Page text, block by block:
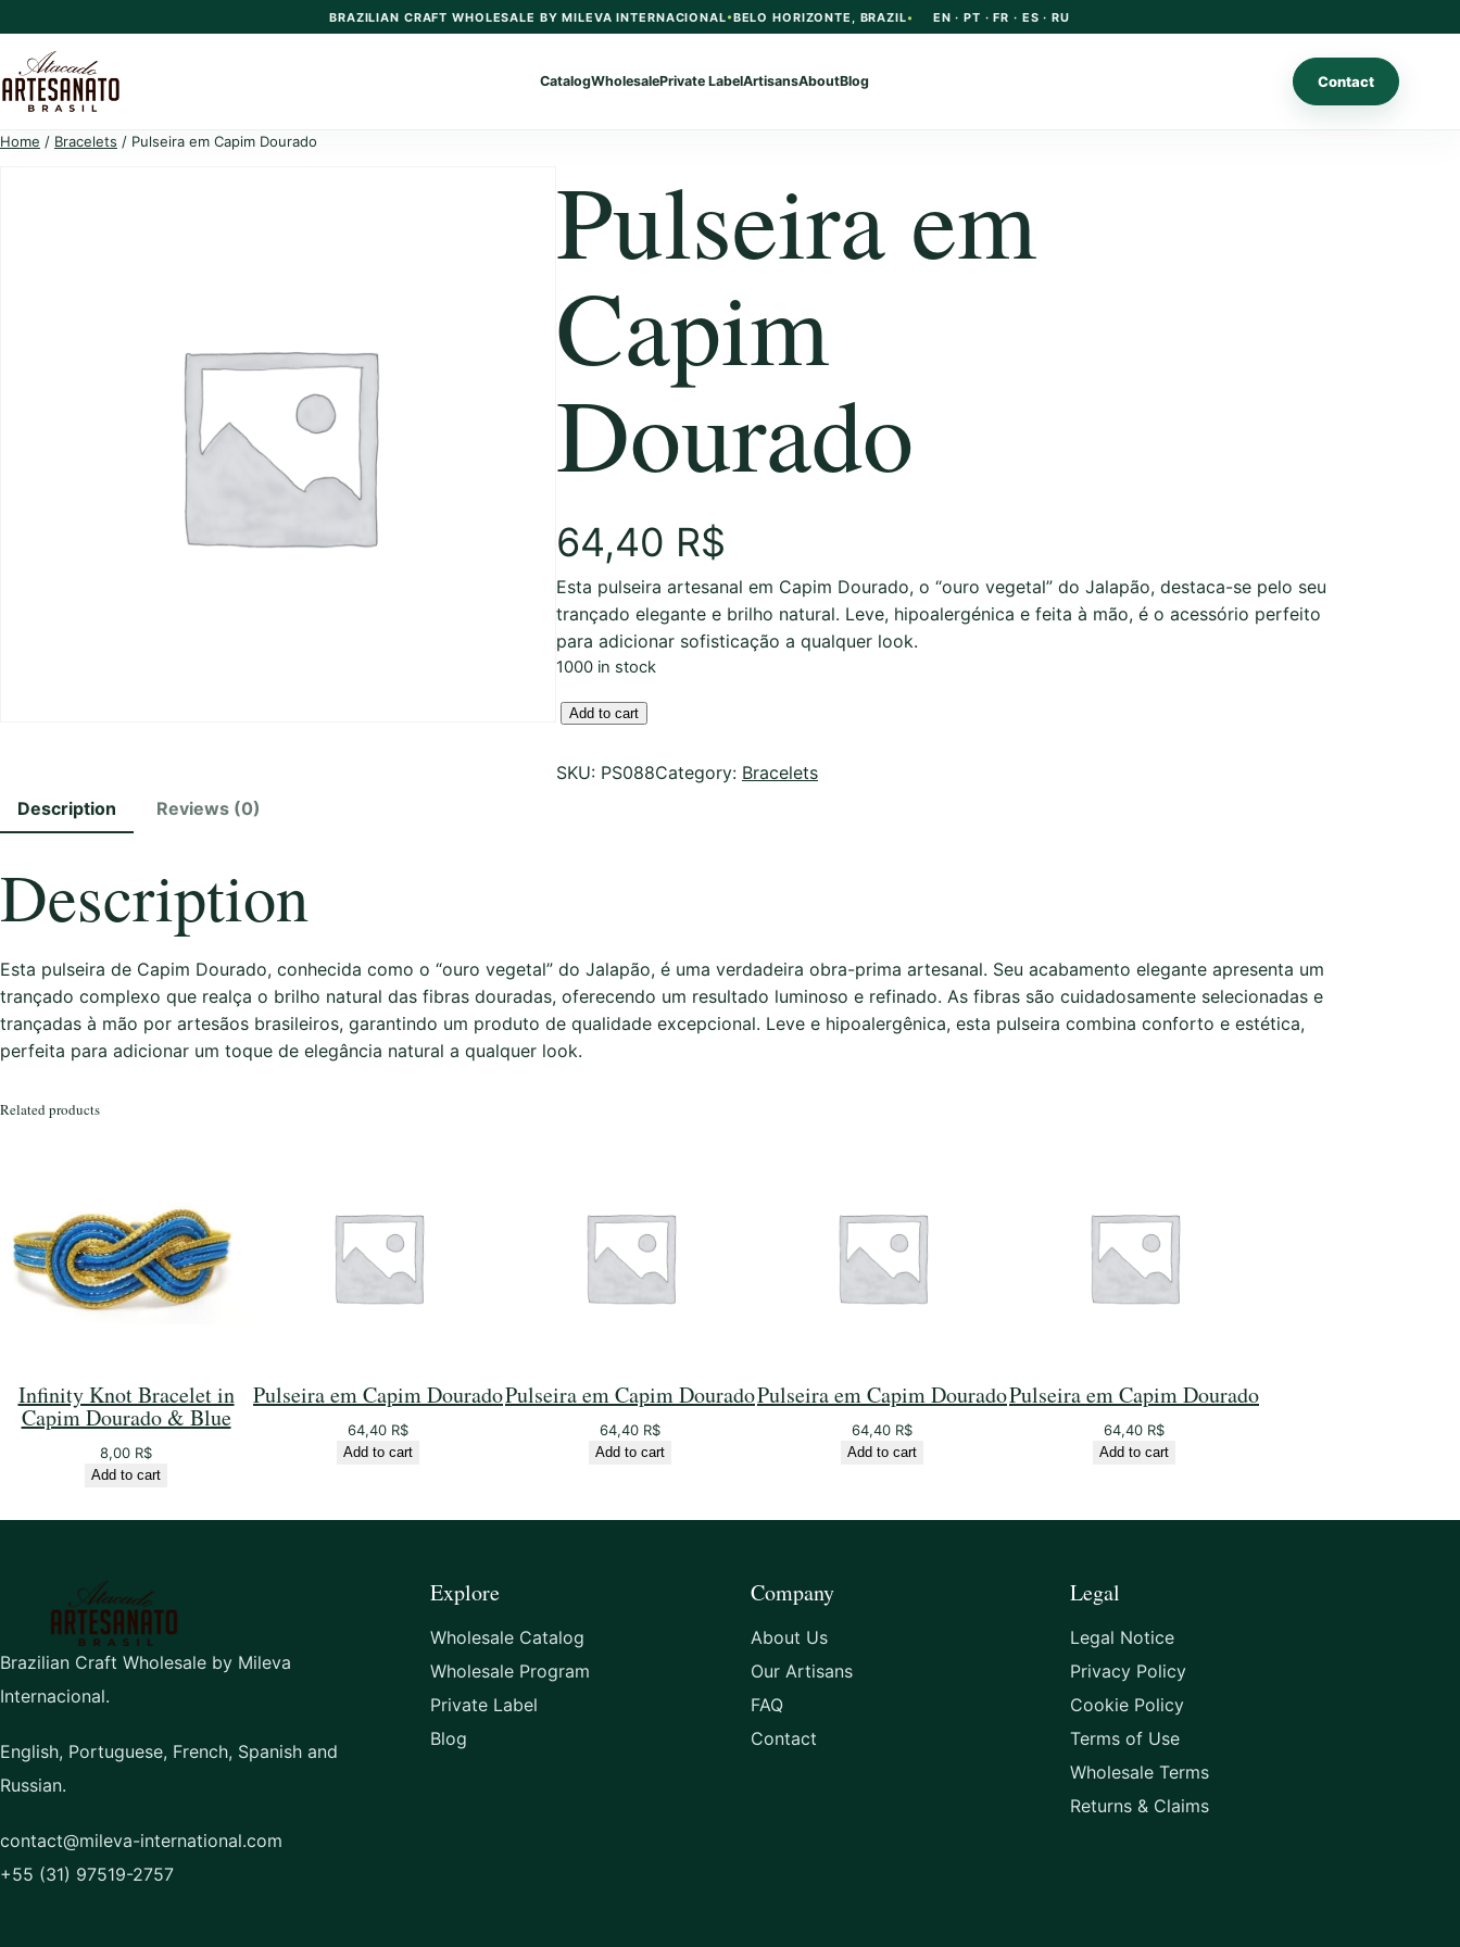
to
content
BRAZILIAN CRAFT WHOLESALE BY MILEVA INTERNACIONAL BELO HORIZONTE, BRAZIL EN · PT · FR · ES · RU
CatalogWholesalePrivate LabelArtisansAboutBlog Contact
Home / Bracelets / Pulseira em Capim Dourado
Pulseira em
Capim
Dourado
64,40 R$
Esta pulseira artesanal em Capim Dourado, o “ouro vegetal” do Jalapão, destaca-se pelo seu
trançado elegante e brilho natural. Leve, hipoalergénica e feita à mão, é o acessório perfeito
para adicionar sofisticação a qualquer look.
1000 in stock
l
m
n
Add to cart
SKU: PS088Category: Bracelets
Description
Reviews (0)
Description
Esta pulseira de Capim Dourado, conhecida como o “ouro vegetal” do Jalapão, é uma verdadeira obra-prima artesanal. Seu acabamento elegante apresenta um
trançado complexo que realça o brilho natural das fibras douradas, oferecendo um resultado luminoso e refinado. As fibras são cuidadosamente selecionadas e
trançadas à mão por artesãos brasileiros, garantindo um produto de qualidade excepcional. Leve e hipoalergênica, esta pulseira combina conforto e estética,
perfeita para adicionar um toque de elegância natural a qualquer look.
Related products
Infinity Knot Bracelet in
Capim Dourado & Blue
8,00 R$
Add to cart
Pulseira em Capim Dourado
64,40 R$
Add to cart
Pulseira em Capim Dourado
64,40 R$
Add to cart
Pulseira em Capim Dourado
64,40 R$
Add to cart
Pulseira em Capim Dourado
64,40 R$
Add to cart
Brazilian Craft Wholesale by Mileva
Internacional.
English, Portuguese, French, Spanish and
Russian.
contact@mileva-international.com
+55 (31) 97519-2757
Explore
Wholesale Catalog
Wholesale Program
Private Label
Blog
Company
About Us
Our Artisans
FAQ
Contact
Legal
Legal Notice
Privacy Policy
Cookie Policy
Terms of Use
Wholesale Terms
Returns & Claims